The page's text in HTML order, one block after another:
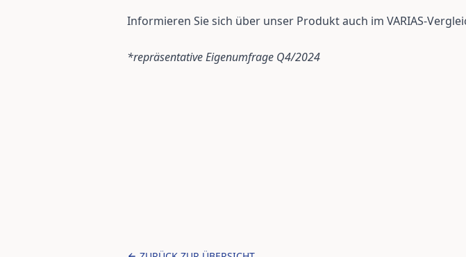
Informieren Sie sich über unser Produkt auch im VARIAS-
*repräsentative Eigenumfrage Q4/2024